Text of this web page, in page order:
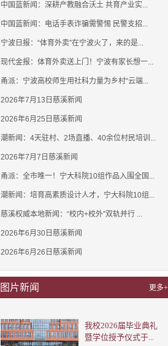
中国蓝新闻：深耕产教融合沃土 共育产业实...
中国蓝新闻：电话手表诈骗需警惕 民警支招...
宁波日报：“体育外卖”在宁波火了，来的是...
现代金报：体育外卖送上门！宁波有家长想一...
甬派：宁波高校师生用社科力量为乡村“云端...
2026年7月13日慈溪新闻
2026年6月25日慈溪新闻
潮新闻：4天驻村、2场直播、40余位村民培训...
2026年7月7日慈溪新闻
甬派：全市唯一！宁大科院10组作品入围全国...
潮新闻：培育高素质设计人才，宁大科院10组...
慈溪权威本地新闻：“校内+校外”双轨并行 ...
2026年6月30日慈溪新闻
2026年6月26日慈溪新闻
图片新闻 更多+
我校2026届毕业典礼
暨学位授予仪式于...